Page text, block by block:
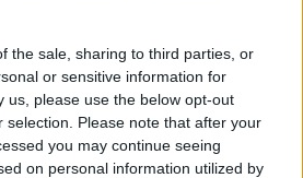
the sale, sharing to third parties, or
or sensitive information for
us, please use the below opt-out
selection. Please note that after your
you may continue seeing
on personal information utilized by
i tipi, leggere i segnali e